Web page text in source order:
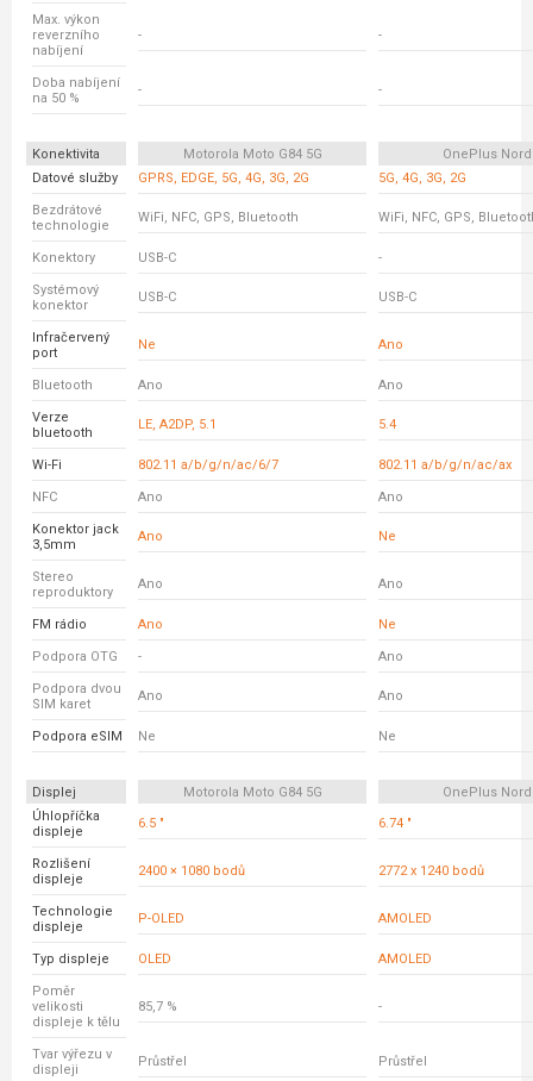
Max. výkon
reverzního
nabíjení
- -
Doba nabíjení
na 50 %
- -
Konektivita Motorola Moto G84 5G
OnePlus
Datové služby
GPRS, EDGE, 5G, 4G, 3G, 2G 5G, 4G, 3G, 2G
Bezdrátové
technologie
WiFi, NFC, GPS, Bluetooth WiFi, NFC, GPS,
Konektory USB-C -
Systémový
konektor
USB-C USB-C
Infračervený
port
Ne Ano
Bluetooth Ano Ano
Verze
bluetooth
LE, A2DP, 5.1 5.4
Wi-Fi 802.11 a/b/g/n/ac/6/7 802.11 a/b/g/n/ac/ax
NFC Ano Ano
Konektor jack
3,5mm
Ano Ne
Stereo
reproduktory
Ano Ano
FM rádio Ano Ne
Podpora OTG - Ano
Podpora dvou
SIM karet
Ano Ano
Podpora eSIM Ne Ne
Displej Motorola Moto G84 5G
OnePlus
Úhlopříčka
displeje
6.5 " 6.74 "
Rozlišení
displeje
2400 × 1080 bodů 2772 x 1240 bodů
Technologie
displeje
P-OLED AMOLED
Typ displeje OLED AMOLED
Poměr
velikosti
displeje k tělu
85,7 % -
Tvar výřezu v
displeji
Průstřel Průstřel